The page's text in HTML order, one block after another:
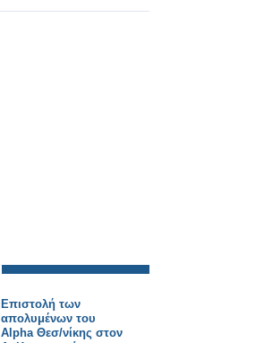
Επιστολή των
απολυμένων του
Alpha Θεσ/νίκης στον